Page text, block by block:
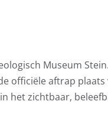
Museum
officiële aftrap plaats
het zichtbaar,